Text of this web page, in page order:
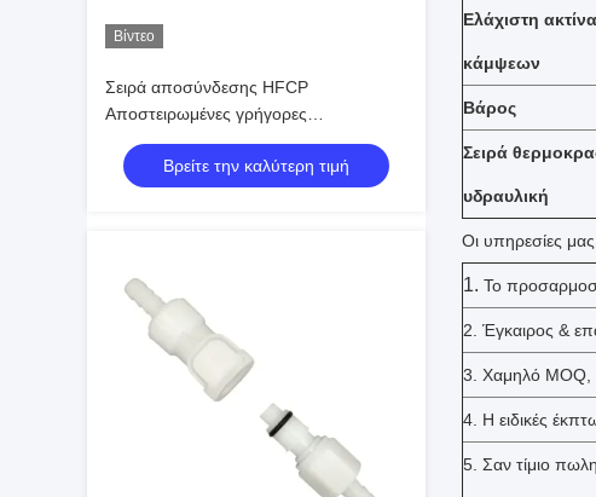
Βίντεο
Σειρά αποσύνδεσης HFCP
Αποστειρωμένες γρήγορες
αποσυνδέσεις για Βιοφαρμακευτική &
Θεραπεία Κυττάρων
Βρείτε την καλύτερη τιμή
Ελάχιστη ακτίνα
κάμψεων
Βάρος
Σειρά
υδραυλική
Οι υπηρεσίες
1. Το
2. Έγκαιρος &
3. Χαμηλό MOQ,
4. Η ειδικές
5. Σαν τίμιο